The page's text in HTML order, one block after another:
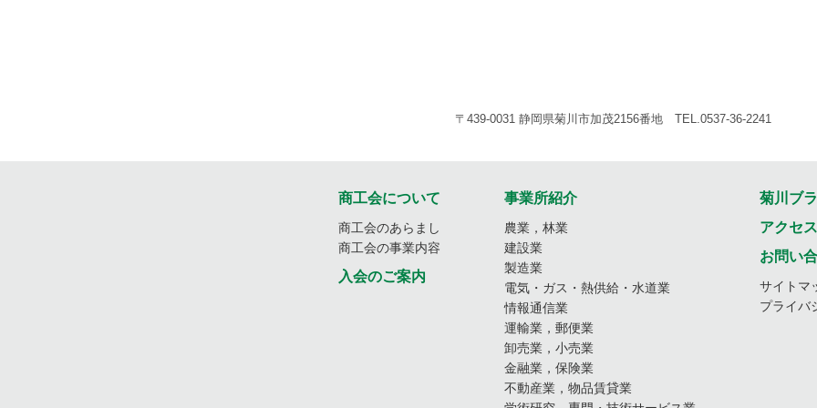
〒439-0031 静岡県菊川市加茂2156番地 TEL.0537-36-2241
商工会について
商工会のあらまし
商工会の事業内容
入会のご案内
事業所紹介
農業，林業
建設業
製造業
電気・ガス・熱供給・水道業
情報通信業
運輸業，郵便業
卸売業，小売業
金融業，保険業
不動産業，物品賃貸業
菊川ブ
アクセス
お問い
サイトマ
プライバ